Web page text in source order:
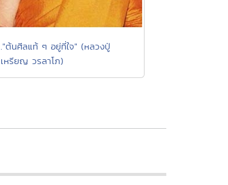
."ต้นศีลแท้ ๆ อยู่ที่ใจ" (หลวงปู่
เหรียญ วรลาโภ)